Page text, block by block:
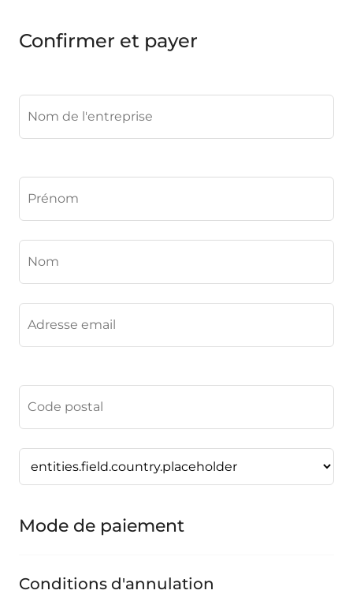
Confirmer et payer
Mode de paiement
Conditions d'annulation